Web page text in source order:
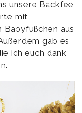
unsere Backfee
mit
Babyfüßchen aus
gab es
ich euch dank